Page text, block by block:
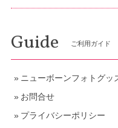
Guide ご利用ガイド
ニューボーンフォトグ
お問合せ
プライバシーポリシー